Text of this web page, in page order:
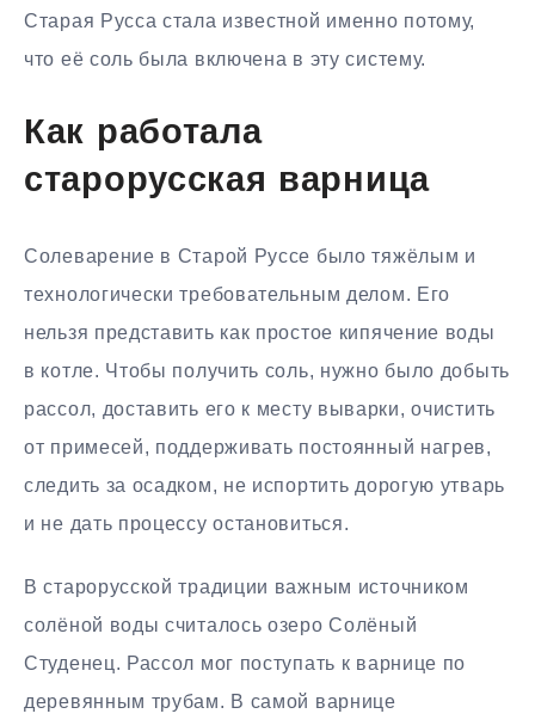
Старая Русса стала известной именно потому,
что её соль была включена в эту систему.
Как работала
старорусская варница
Солеварение в Старой Руссе было тяжёлым и
технологически требовательным делом. Его
нельзя представить как простое кипячение воды
в котле. Чтобы получить соль, нужно было добыть
рассол, доставить его к месту выварки, очистить
от примесей, поддерживать постоянный нагрев,
следить за осадком, не испортить дорогую утварь
и не дать процессу остановиться.
В старорусской традиции важным источником
солёной воды считалось озеро Солёный
Студенец. Рассол мог поступать к варнице по
деревянным трубам. В самой варнице